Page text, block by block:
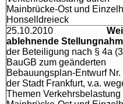
Mainbrücke-Ost und
Honselldreieck
25.10.2010
ablehnende
der Beteiligung nach § 4a
BauGB zum geänderten
Bebauungsplan-Entwurf Nr.
der Stadt Frankfurt, v.a.
Themen Verkehrsbelastung